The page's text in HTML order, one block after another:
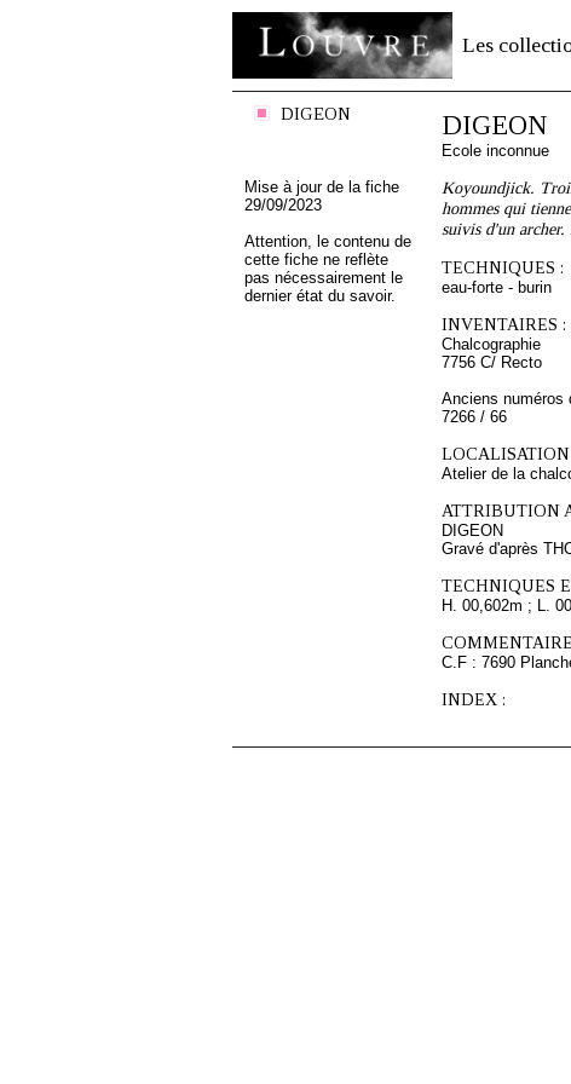
Les
DIGEON
Mise à jour de la fiche
29/09/2023
Attention, le contenu de
cette fiche ne reflète
pas nécessairement le
dernier état du savoir.
DIGEON
Ecole inconnue
Koyoundjick.
hommes qui
suivis d'un
TECHNIQUES :
eau-forte - burin
INVENTAIRES :
Chalcographie
7756 C/ Recto
Anciens numéros
7266 / 66
LOCALISATION
Atelier de la
ATTRIBUTION
DIGEON
Gravé d'après
TECHNIQUES
H. 00,602m ; L.
C.F : 7690
INDEX :